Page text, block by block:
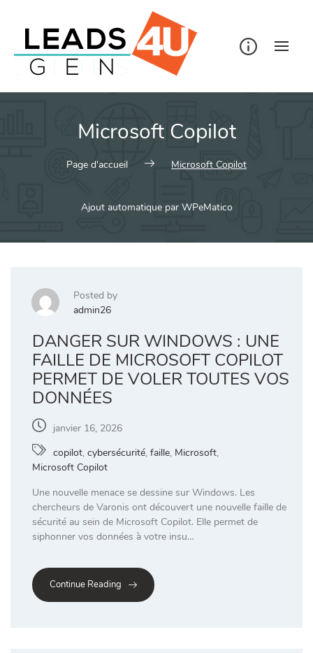
Microsoft Copilot
Page d'accueil Microsoft Copilot
Ajout automatique par WPeMatico
Posted by
admin26
DANGER SUR WINDOWS : UNE
FAILLE DE MICROSOFT COPILOT
PERMET DE VOLER TOUTES VOS
DONNÉES
janvier 16, 2026
copilot, cybersécurité, faille, Microsoft,
Microsoft Copilot
Une nouvelle menace se dessine sur Windows. Les
chercheurs de Varonis ont découvert une nouvelle faille de
sécurité au sein de Microsoft Copilot. Elle permet de
siphonner vos données à votre insu…
Continue Reading